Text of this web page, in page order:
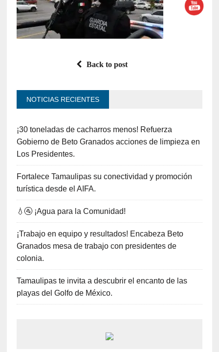
Back to post
NOTICIAS RECIENTES
¡30 toneladas de cacharros menos! Refuerza
Gobierno de Beto Granados acciones de limpieza en
Los Presidentes.
Fortalece Tamaulipas su conectividad y promoción
turística desde el AIFA.
💧🚰 ¡Agua para la Comunidad!
¡Trabajo en equipo y resultados! Encabeza Beto
Granados mesa de trabajo con presidentes de
colonia.
Tamaulipas te invita a descubrir el encanto de las
playas del Golfo de México.